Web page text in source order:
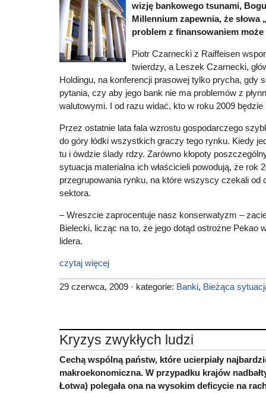
wizję bankowego tsunami,
Millennium zapewnia, że słowa
problem z finansowaniem
Piotr Czarnecki z Raiffeisen
twierdzy, a Leszek Czarnecki,
Holdingu, na konferencji prasowej tylko prycha, gdy
pytania, czy aby jego bank nie ma problemów z
walutowymi. I od razu widać, kto w roku 2009 będzie
Przez ostatnie lata fala wzrostu gospodarczego
do góry łódki wszystkich graczy tego rynku. Kiedy
tu i ówdzie ślady rdzy. Zarówno kłopoty
sytuacja materialna ich właścicieli powodują, że rok
przegrupowania rynku, na które wszyscy czekali od
sektora.
– Wreszcie zaprocentuje nasz konserwatyzm –
Bielecki, licząc na to, że jego dotąd ostrożne Pekao
lidera.
czytaj więcej
29 czerwca, 2009 · kategorie: Banki, Bieżąca
Kryzys zwykłych ludzi
Cechą wspólną państw, które ucierpiały
makroekonomiczna. W przypadku krajów
Łotwa) polegała ona na wysokim deficycie na